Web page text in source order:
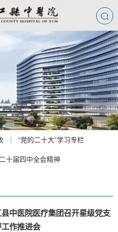
“党的二十大”学习专栏
十届四中全会精神
中医院医疗集团召开星级党支
作推进会